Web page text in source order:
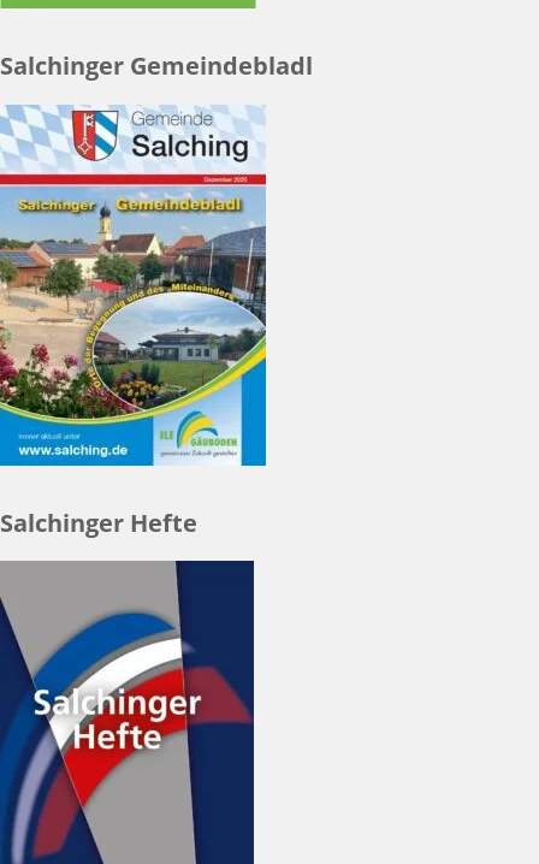
Salchinger Gemeindebladl
Salchinger Hefte